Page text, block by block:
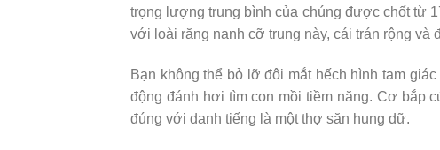
trọng lượng trung bình của chúng được chốt từ
với loài răng nanh cỡ trung này, cái trán rộng và
Bạn không thể bỏ lỡ đôi mắt hếch hình tam
động đánh hơi tìm con mồi tiềm năng. Cơ bắp
đúng với danh tiếng là một thợ săn hung dữ.